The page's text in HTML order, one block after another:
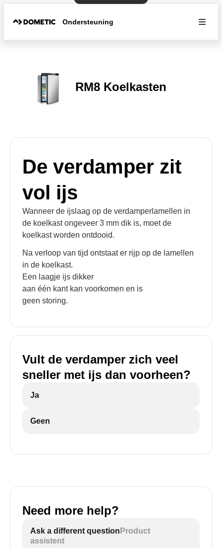
Ondersteuning
RM8 Koelkasten
De verdamper zit
vol ijs
Wanneer de ijslaag op de verdamperlamellen in
de koelkast ongeveer 3 mm dik is, moet de
koelkast worden ontdooid.
Na verloop van tijd ontstaat er rijp op de lamellen
in de koelkast.
Een laagje ijs dikker
aan één kant kan voorkomen en is
geen storing.
Vult de verdamper zich veel
sneller met ijs dan voorheen?
Ja
Geen
Need more help?
Ask a different question Product
assistent